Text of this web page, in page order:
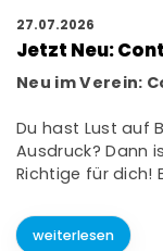
27.07.2026
Jetzt Neu:
Neu im Verein:
Du hast Lust auf
Ausdruck? Dann
Richtige für dich!
weiterlesen